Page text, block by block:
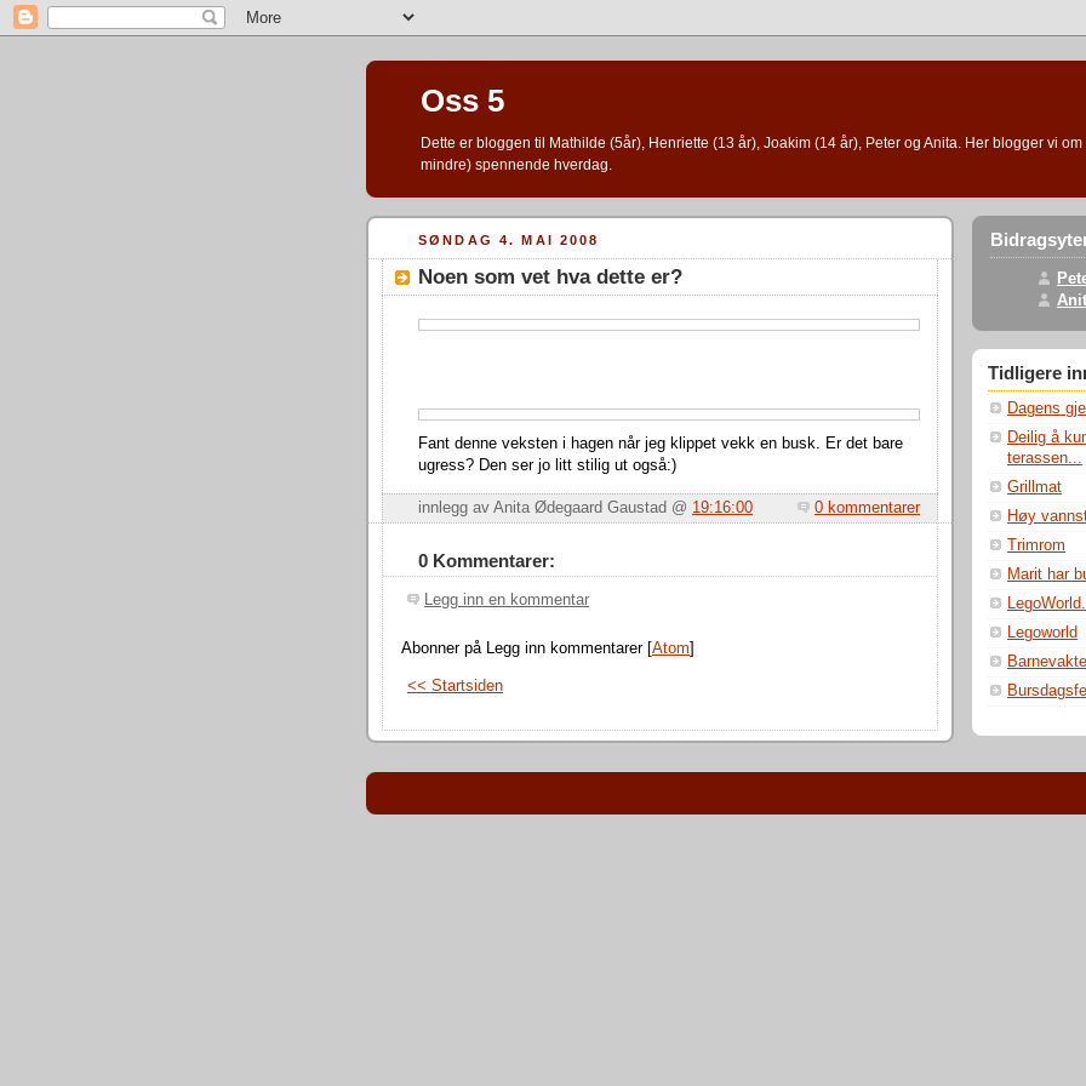
Oss 5
Dette er bloggen til Mathilde (5år), Henriette (13 år), Joakim (14 år), Peter og Anita. Her blogger vi
mindre) spennende hverdag.
SØNDAG 4. MAI 2008
Noen som vet hva dette er?
Fant denne veksten i hagen når jeg klippet vekk en busk. Er det bare
ugress? Den ser jo litt stilig ut også:)
innlegg av Anita Ødegaard Gaustad @ 19:16:00 0 kommentarer
0 Kommentarer:
Legg inn en kommentar
Abonner på Legg inn kommentarer [Atom]
<< Startsiden
Tidligere
Dagens
Deilig å
terassen...
Grillmat
Høy
Trimrom
Marit har
LegoWorld.
Legoworld